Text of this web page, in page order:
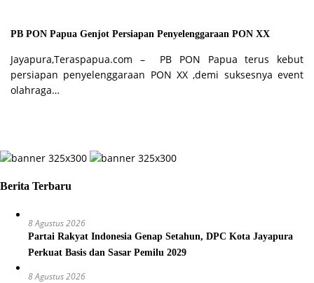
PB PON Papua Genjot Persiapan Penyelenggaraan PON XX
Jayapura,Teraspapua.com – PB PON Papua terus kebut
persiapan penyelenggaraan PON XX ,demi suksesnya event
olahraga…
Berita Terbaru
8 Agustus 2026
Partai Rakyat Indonesia Genap Setahun, DPC Kota Jayapura
Perkuat Basis dan Sasar Pemilu 2029
8 Agustus 2026